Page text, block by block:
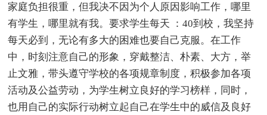
家庭负担很重，但我决不因为个人原因影响工作，哪里
有学生，哪里就有我。要求学生每天 ：40到校，我坚持
每天必到，无论有多大的困难也要自己克服。在工作
中，时刻注意自己的形象，穿戴整洁、朴素、大方，举
止文雅，带头遵守学校的各项规章制度，积极参加各项
活动及公益劳动，为学生树立良好的学习榜样，同时，
也用自己的实际行动树立起自己在学生中的威信及良好